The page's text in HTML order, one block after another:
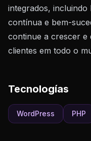
integrados, incluindo
contínua e bem-
continue a crescer e
clientes em todo o
Tecnologías
WordPress PHP